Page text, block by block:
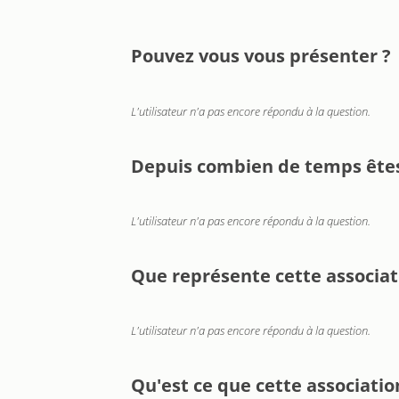
Pouvez vous vous présenter ?
L'utilisateur n'a pas encore répondu à la question.
Depuis combien de temps
L'utilisateur n'a pas encore répondu à la question.
Que représente cette
L'utilisateur n'a pas encore répondu à la question.
Qu'est ce que cette